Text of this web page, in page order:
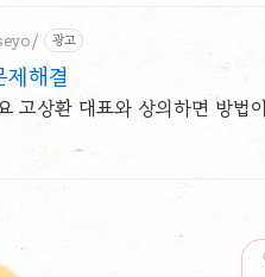
광고
제해결
고상환 대표와 상의하면 방법